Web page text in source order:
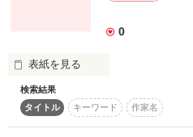
＊暴力的な表現を含みます。苦手
0
表紙を見る
もし
検索結果
タイトル
キーワード 作家名